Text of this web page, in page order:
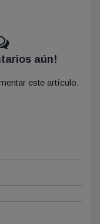
aún!
este artículo.